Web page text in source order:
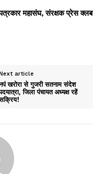
महासंघ, संरक्षक प्रेस क्लब
article
खरोरा से गुजरी सतनाम संदेश
जिला पंचायत अध्यक्ष रहें